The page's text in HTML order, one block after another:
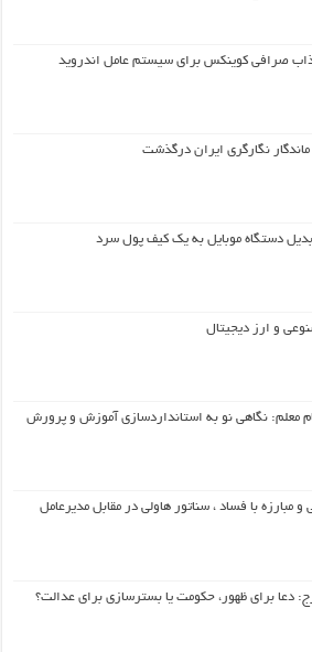
صرافی کوینکس برای سیستم عامل اندروید
ماندگار نگارگری ایران درگذشت
دستگاه موبایل به یک کیف‌ پول سرد
و ارز دیجیتال
معلم: نگاهی نو به استانداردسازی آموزش و پرورش
و مبارزه با فساد ، سناتور هاولی در مقابل مدیرعامل
دعا برای ظهور، حکومت یا بسترسازی برای عدالت؟